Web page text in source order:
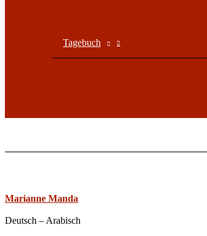
Tagebuch
Marianne Manda
Deutsch – Arabisch